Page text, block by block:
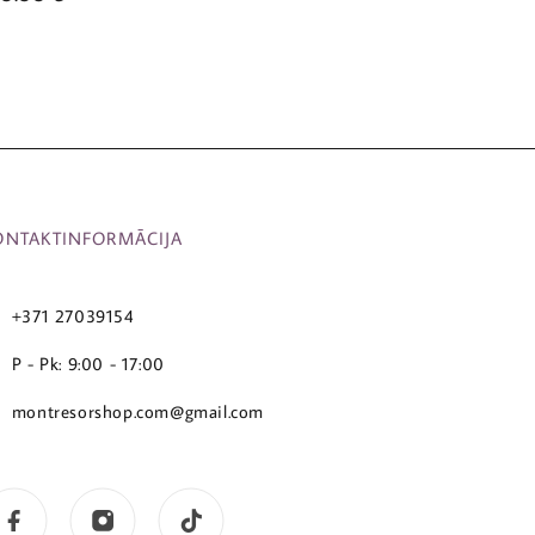
+371 27039154
P - Pk: 9:00 - 17:00
montresorshop.com@gmail.com